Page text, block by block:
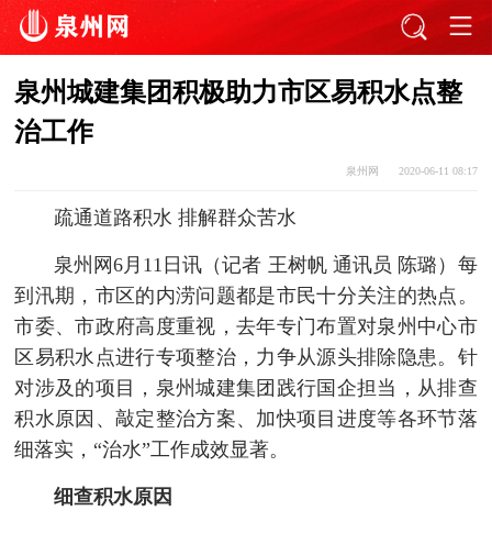
泉州城建集团积极助力市区易积水点整
治工作
泉州网 2020-06-11 08:17
疏通道路积水 排解群众苦水
泉州网6月11日讯（记者 王树帆 通讯员 陈璐）每
到汛期，市区的内涝问题都是市民十分关注的热点。
市委、市政府高度重视，去年专门布置对泉州中心市
区易积水点进行专项整治，力争从源头排除隐患。针
对涉及的项目，泉州城建集团践行国企担当，从排查
积水原因、敲定整治方案、加快项目进度等各环节落
细落实，“治水”工作成效显著。
细查积水原因